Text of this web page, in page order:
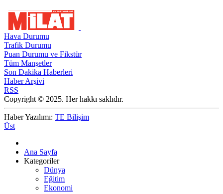
Hava Durumu
Trafik Durumu
Puan Durumu ve Fikstür
Tüm Manşetler
Son Dakika Haberleri
Haber Arşivi
RSS
Copyright © 2025. Her hakkı saklıdır.
Haber Yazılımı: TE Bilişim
Üst
Ana Sayfa
Kategoriler
Dünya
Eğitim
Ekonomi